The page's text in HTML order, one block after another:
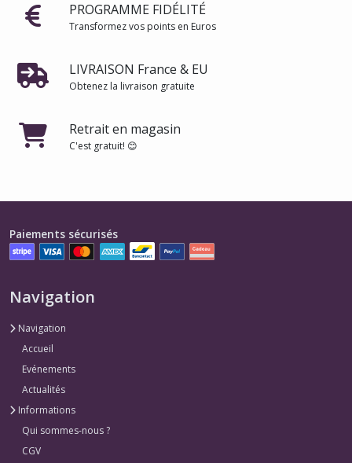
PROGRAMME FIDÉLITÉ
Transformez vos points en Euros
LIVRAISON France & EU
Obtenez la livraison gratuite
Retrait en magasin
C'est gratuit! 😊
Paiements sécurisés
Navigation
Navigation
Accueil
Evénements
Actualités
Informations
Qui sommes-nous ?
CGV